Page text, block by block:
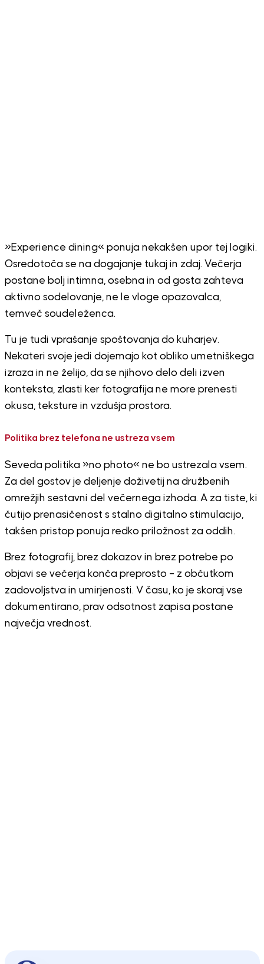
»Experience dining« ponuja nekakšen upor tej logiki.
Osredotoča se na dogajanje tukaj in zdaj. Večerja
postane bolj intimna, osebna in od gosta zahteva
aktivno sodelovanje, ne le vloge opazovalca,
temveč soudeleženca.
Tu je tudi vprašanje spoštovanja do kuharjev.
Nekateri svoje jedi dojemajo kot obliko umetniškega
izraza in ne želijo, da se njihovo delo deli izven
konteksta, zlasti ker fotografija ne more prenesti
okusa, teksture in vzdušja prostora.
Politika brez telefona ne ustreza vsem
Seveda politika »no photo« ne bo ustrezala vsem.
Za del gostov je deljenje doživetij na družbenih
omrežjih sestavni del večernega izhoda. A za tiste, ki
čutijo prenasičenost s stalno digitalno stimulacijo,
takšen pristop ponuja redko priložnost za oddih.
Brez fotografij, brez dokazov in brez potrebe po
objavi se večerja konča preprosto – z občutkom
zadovoljstva in umirjenosti. V času, ko je skoraj vse
dokumentirano, prav odsotnost zapisa postane
največja vrednost.